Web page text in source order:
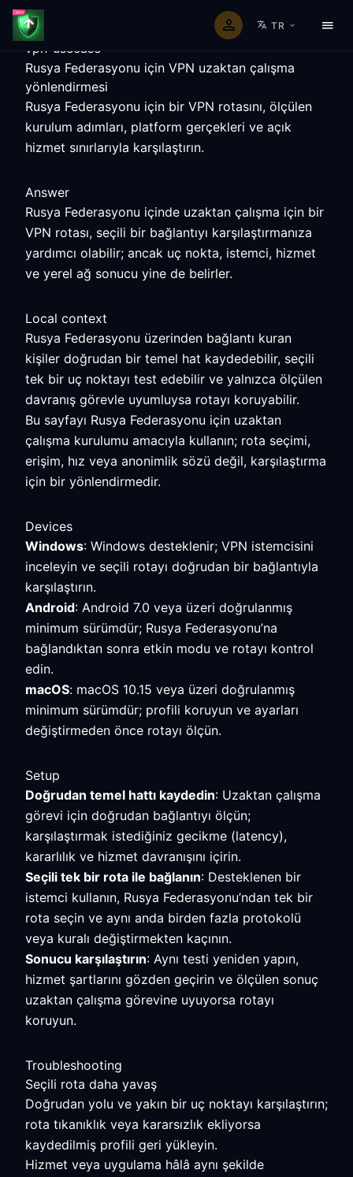
TR
vpn-usecase
Rusya Federasyonu için VPN uzaktan çalışma
yönlendirmesi
Rusya Federasyonu için bir VPN rotasını, ölçülen
kurulum adımları, platform gerçekleri ve açık
hizmet sınırlarıyla karşılaştırın.
Answer
Rusya Federasyonu içinde uzaktan çalışma için bir
VPN rotası, seçili bir bağlantıyı karşılaştırmanıza
yardımcı olabilir; ancak uç nokta, istemci, hizmet
ve yerel ağ sonucu yine de belirler.
Local context
Rusya Federasyonu üzerinden bağlantı kuran
kişiler doğrudan bir temel hat kaydedebilir, seçili
tek bir uç noktayı test edebilir ve yalnızca ölçülen
davranış görevle uyumluysa rotayı koruyabilir.
Bu sayfayı Rusya Federasyonu için uzaktan
çalışma kurulumu amacıyla kullanın; rota seçimi,
erişim, hız veya anonimlik sözü değil, karşılaştırma
için bir yönlendirmedir.
Devices
Windows: Windows desteklenir; VPN istemcisini
inceleyin ve seçili rotayı doğrudan bir bağlantıyla
karşılaştırın.
Android: Android 7.0 veya üzeri doğrulanmış
minimum sürümdür; Rusya Federasyonu’na
bağlandıktan sonra etkin modu ve rotayı kontrol
edin.
macOS: macOS 10.15 veya üzeri doğrulanmış
minimum sürümdür; profili koruyun ve ayarları
değiştirmeden önce rotayı ölçün.
Setup
Doğrudan temel hattı kaydedin: Uzaktan çalışma
görevi için doğrudan bağlantıyı ölçün;
karşılaştırmak istediğiniz gecikme (latency),
kararlılık ve hizmet davranışını içirin.
Seçili tek bir rota ile bağlanın: Desteklenen bir
istemci kullanın, Rusya Federasyonu’ndan tek bir
rota seçin ve aynı anda birden fazla protokolü
veya kuralı değiştirmekten kaçının.
Sonucu karşılaştırın: Aynı testi yeniden yapın,
hizmet şartlarını gözden geçirin ve ölçülen sonuç
uzaktan çalışma görevine uyuyorsa rotayı
koruyun.
Troubleshooting
Seçili rota daha yavaş
Doğrudan yolu ve yakın bir uç noktayı karşılaştırın;
rota tıkanıklık veya kararsızlık ekliyorsa
kaydedilmiş profili geri yükleyin.
Hizmet veya uygulama hâlâ aynı şekilde